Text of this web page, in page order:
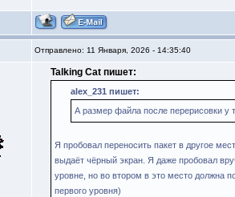
Отправлено: 11 Января, 2026 - 14:35:40
Talking Cat пишет:
alex_231 пишет:
А размер файла после перерисовки у
Я пробовал переносить пакет в другое
выдаёт чёрный экран. Я даже пробовал
уровне, но во втором в это место должна
первого уровня)